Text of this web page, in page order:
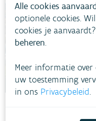
Alle cookies
optionele cookies.
cookies je
beheren.
Meer informatie
uw toestemming
in ons Privacybeleid.